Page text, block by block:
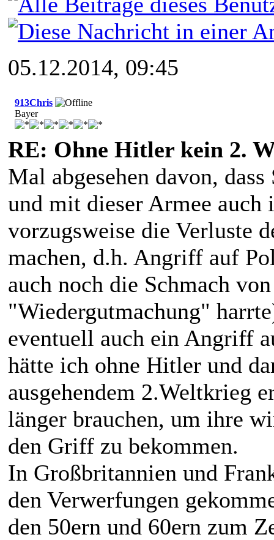
05.12.2014, 09:45
913Chris
Bayer
RE: Ohne Hitler kein 2.
Mal abgesehen davon,
und mit dieser Armee auch
vorzugsweise die Verluste
machen, d.h. Angriff auf
auch noch die Schmach
"Wiedergutmachung"
eventuell auch ein Angriff
hätte ich ohne Hitler und
ausgehendem 2.Weltkrieg
länger brauchen, um ihre
den Griff zu bekommen.
In Großbritannien und
den Verwerfungen
den 50ern und 60ern zum